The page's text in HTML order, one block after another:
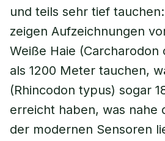
und teils sehr tief
zeigen Aufzeichnungen
Weiße Haie (Carcharodon
als 1200 Meter tauchen,
(Rhincodon typus) sogar
erreicht haben, was nahe
der modernen Sensoren